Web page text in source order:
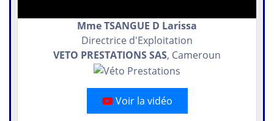
Mme TSANGUE D Larissa
Directrice d'Exploitation
VETO PRESTATIONS SAS, Cameroun
Voir la vidéo